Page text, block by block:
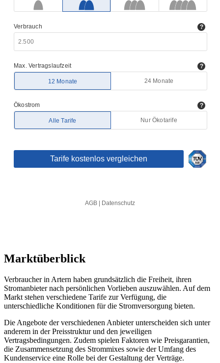
Marktüberblick
Verbraucher in Artern haben grundsätzlich die Freiheit, ihren
Stromanbieter nach persönlichen Vorlieben auszuwählen. Auf dem
Markt stehen verschiedene Tarife zur Verfügung, die
unterschiedliche Konditionen für die Stromversorgung bieten.
Die Angebote der verschiedenen Anbieter unterscheiden sich unter
anderem in der Preisstruktur und den jeweiligen
Vertragsbedingungen. Zudem spielen Faktoren wie Preisgarantien,
die Zusammensetzung des Strommixes sowie der Umfang des
Kundenservice eine Rolle bei der Gestaltung der Verträge.